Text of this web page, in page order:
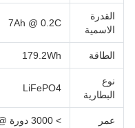
القدرة
الاسمية
7Ah @ 0.2C
الطاقة 179.2Wh
نوع
البطارية
LiFePO4
عمر